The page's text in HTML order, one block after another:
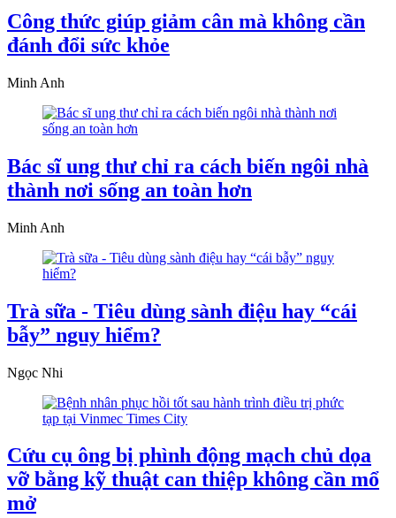
Công thức giúp giảm cân mà không cần
đánh đổi sức khỏe
Minh Anh
Bác sĩ ung thư chỉ ra cách biến ngôi nhà
thành nơi sống an toàn hơn
Minh Anh
Trà sữa - Tiêu dùng sành điệu hay “cái
bẫy” nguy hiểm?
Ngọc Nhi
Cứu cụ ông bị phình động mạch chủ dọa
vỡ bằng kỹ thuật can thiệp không cần mổ
mở